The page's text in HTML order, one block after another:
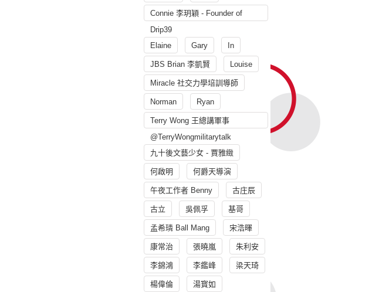
Connie 李玥穎 - Founder of
Drip39
Elaine
Gary In
JBS Brian 李凱賢 Louise
Miracle 社交力學培訓導師
Norman Ryan
Terry Wong 王總講軍事
@TerryWongmilitarytalk
九十後文藝少女 - 賈雅緻
何啟明 何爵天導演
午夜工作者 Benny 古庄辰
古立 吳佩孚 基哥
孟希璘 Ball Mang 宋浩暉
康常治 張曉嵐 朱利安
李錦鴻 李鑑峰 梁天琦
楊偉倫 湯寳如